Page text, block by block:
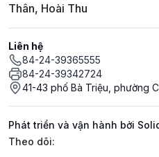
Thân, Hoài Thu
Liên hệ
84-24-39365555
84-24-39342724
41-43 phố Bà Triệu, phường
Phát triển và vận hành bởi
Mạng xã hội
Theo dõi: